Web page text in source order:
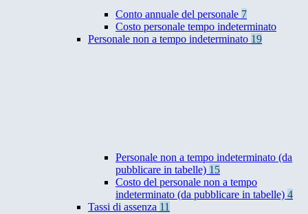
Conto annuale del personale 7
Costo personale tempo indeterminato
Personale non a tempo indeterminato 19
Personale non a tempo indeterminato (da
pubblicare in tabelle) 15
Costo del personale non a tempo
indeterminato (da pubblicare in tabelle) 4
Tassi di assenza 11